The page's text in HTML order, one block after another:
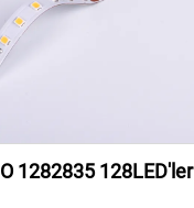
O 1282835 128LED'ler